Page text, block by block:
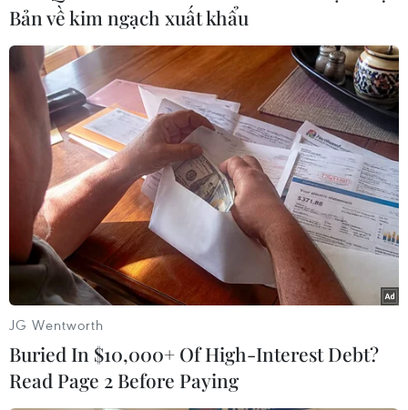
Theo dõi VietnamPlus
TIN CÙNG CHUYÊN MỤC
Truyền thông Hàn Quốc đánh giá
cao đội tuyển Việt Nam với chuỗi 22
trận bất bại
09/08/2026 04:22
Bản về kim ngạch xuất khẩu
JG Wentworth
Buried In $10,000+ Of High-Interest Debt?
Read Page 2 Before Paying